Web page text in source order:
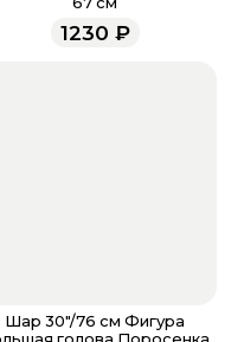
с 9.00 до 23.00 и
вас.
1230 ₽
Шар 30"/76 см Фигура